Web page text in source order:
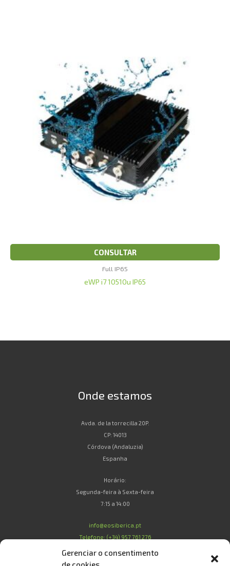
Gerenciar o consentimento
CONSULTAR
Full IP65
eWP i7 10510u IP65
Onde estamos
Avda. de la torrecilla 20P.
CP: 14013
Córdova (Andaluzia)
Espanha
Horário:
Segunda-feira à Sexta-feira
7:15 a 14:00
info@eosiberica.pt
Telefone: (+34) 957 761 276